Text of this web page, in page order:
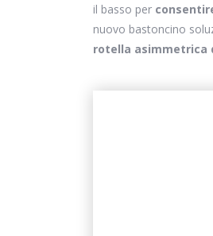
il basso per
nuovo bastoncino
rotella asimmetrica